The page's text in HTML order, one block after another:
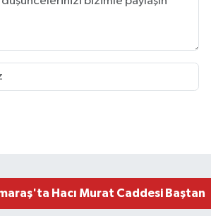
gündeme gelen Palu Ailesi
Hacı Murat Caddesi Baştan
Madrigal Coşkusu! Fuar